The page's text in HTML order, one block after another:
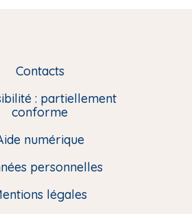
L
e
s
t
Contacts
: partiellement
conforme
numérique
personnelles
légales